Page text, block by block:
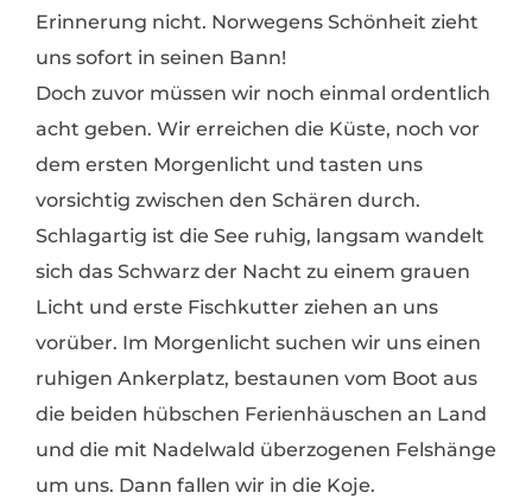
Erinnerung nicht. Norwegens Schönheit zieht
uns sofort in seinen Bann!
Doch zuvor müssen wir noch einmal ordentlich
acht geben. Wir erreichen die Küste, noch vor
dem ersten Morgenlicht und tasten uns
vorsichtig zwischen den Schären durch.
Schlagartig ist die See ruhig, langsam wandelt
sich das Schwarz der Nacht zu einem grauen
Licht und erste Fischkutter ziehen an uns
vorüber. Im Morgenlicht suchen wir uns einen
ruhigen Ankerplatz, bestaunen vom Boot aus
die beiden hübschen Ferienhäuschen an Land
und die mit Nadelwald überzogenen Felshänge
um uns. Dann fallen wir in die Koje.